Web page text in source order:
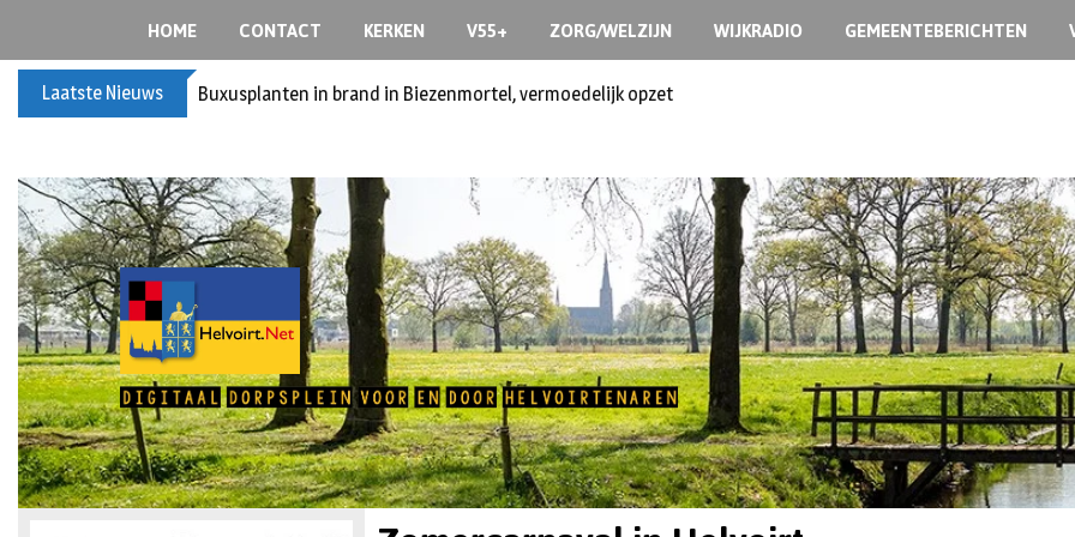
HOME CONTACT KERKEN V55+ ZORG/WELZIJN WIJKRADIO GEMEENTEBERICHTEN
Laatste Nieuws Buxusplanten in brand in Biezenmortel, vermoedelijk opzet